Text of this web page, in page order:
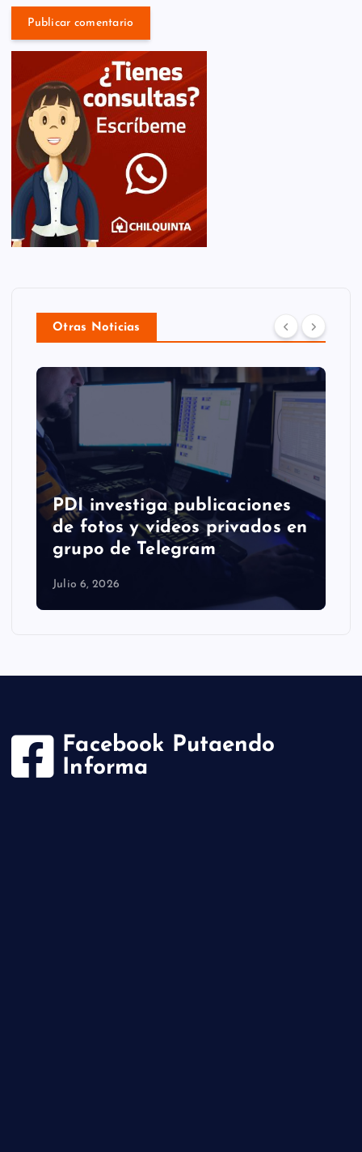
Otras Noticias
PDI investiga publicaciones
de fotos y videos privados en
grupo de Telegram
Julio 6, 2026
Facebook Putaendo
Informa